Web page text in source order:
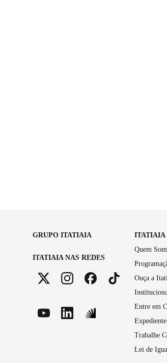
GRUPO ITATIAIA
ITATIAIA NAS REDES
ITATIAIA
Quem
Ouça a
Entre em
Trabalhe
Lei de